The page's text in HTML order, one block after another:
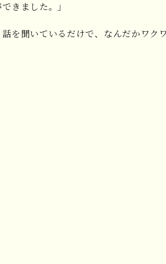
きました。」
を聞いているだけで、なんだかワク